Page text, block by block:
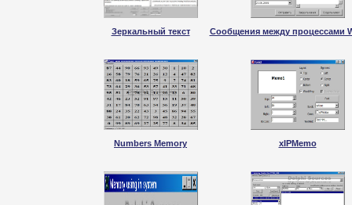
Зеркальный текст Сообщения между процессами
Numbers Memory xIPMemo